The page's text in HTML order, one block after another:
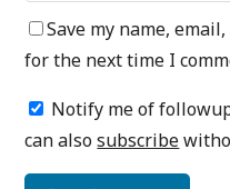
Save my name,
for the next time I
Notify me of
can alsosubscribe